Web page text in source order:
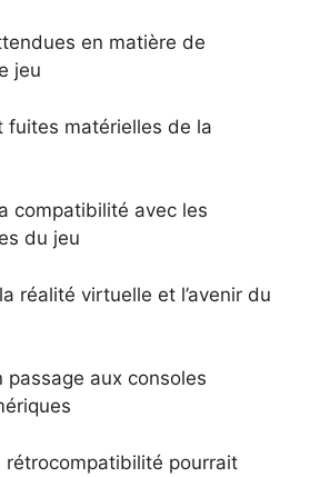
en matière de
jeu
fuites matérielles de la
compatibilité avec les
du jeu
réalité virtuelle et l’avenir du
passage aux consoles
rétrocompatibilité pourrait